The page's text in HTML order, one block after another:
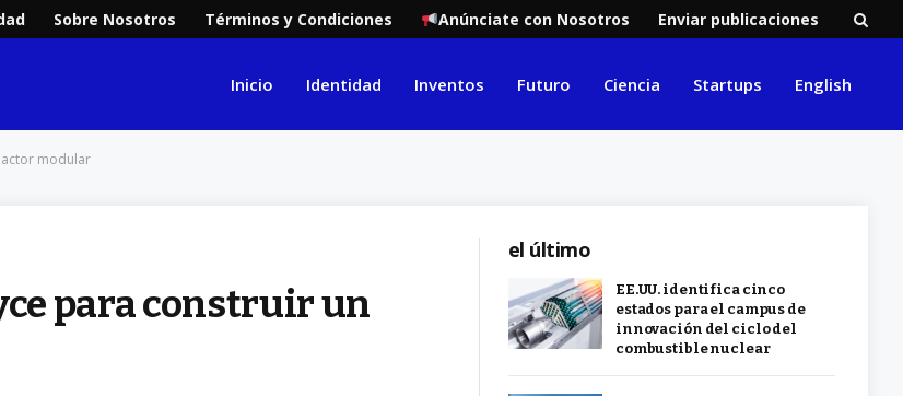
Sobre Nosotros Términos y Condiciones Anúnciate con Nosotros Enviar publicaciones
Inicio Identidad Inventos Futuro Ciencia Startups English
modular
para construir un
el último
EE.UU. identifica cinco
estados para el campus de
innovación del ciclo del
combustible nuclear